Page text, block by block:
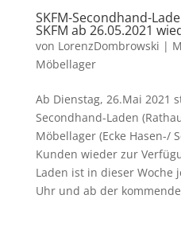
SKFM-Secondhand-
SKFM ab 26.05.2021
von LorenzDombrowski |
Möbellager
Ab Dienstag, 26.Mai 2021
Secondhand-Laden
Möbellager (Ecke Hasen-/
Kunden wieder zur
Laden ist in dieser Woche
Uhr und ab der